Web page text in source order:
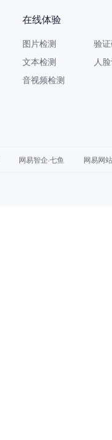
在线体验
图片检测
文本检测
音视频检测
验
人
网易智企·七鱼 网易网